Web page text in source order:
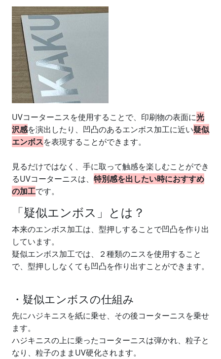
UVコーターニスを使用することで、印刷物の表面に光
沢感を演出したり、凹凸のあるエンボス加工に近い疑似
エンボスを表現することができます。​
見るだけではなく、手に取って触感を楽しむことができ
るUVコーターニスは、 特別感を出したい時におすすめ
の加工です。
「疑似エンボス」とは？
本来のエンボス加工は、型押しすることで凹凸を作り出
しています。
疑似エンボス加工では、２種類のニスを使用すること
で、型押ししなくても凹凸を作り出すことができます。
・疑似エンボスの仕組み
先にハジキニスを紙に乗せ、その後コーターニスを乗せ
ます。
ハジキニスの上に乗ったコーターニスは弾かれ、粒子と
なり、粒子のままUV硬化されます。